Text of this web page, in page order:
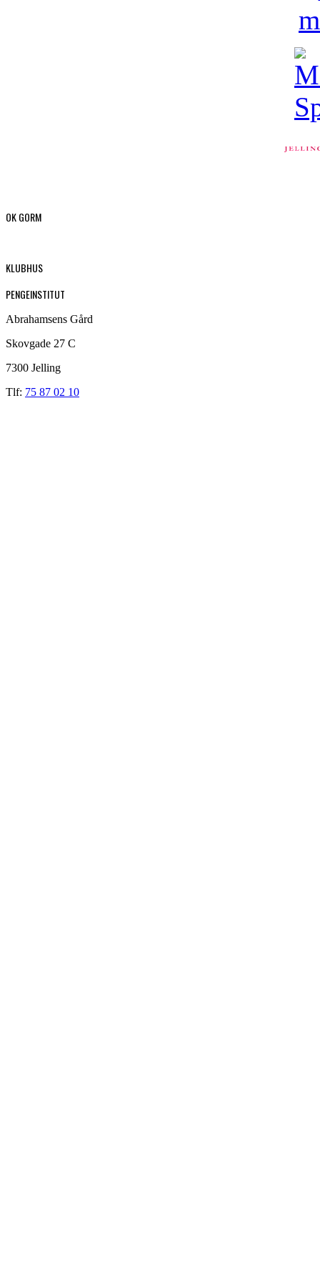
OK GORM
KLUBHUS
PENGEINSTITUT
Abrahamsens Gård
Skovgade 27 C
7300 Jelling
Tlf: 75 87 02 10